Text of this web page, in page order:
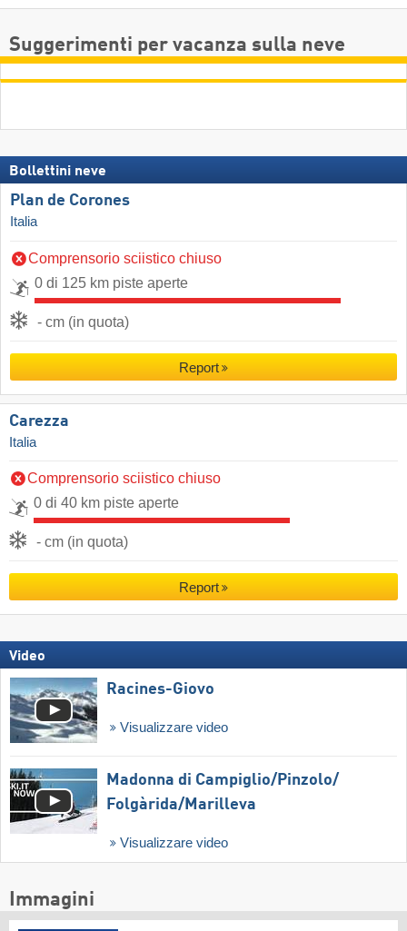
Suggerimenti per vacanza sulla neve
Bollettini neve
Plan de Corones
Italia
Comprensorio sciistico chiuso
0 di 125 km piste aperte
- cm (in quota)
Report
Carezza
Italia
Comprensorio sciistico chiuso
0 di 40 km piste aperte
- cm (in quota)
Report
Video
Racines-Giovo
Visualizzare video
Madonna di Campiglio/​Pinzolo/​
Folgàrida/​Marilleva
Visualizzare video
Immagini